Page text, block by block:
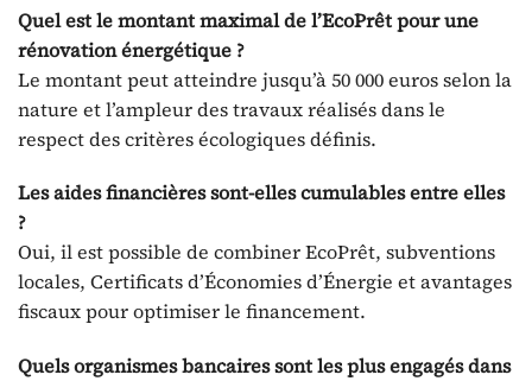
Quel est le montant maximal de l’EcoPrêt pour une
rénovation énergétique ?
Le montant peut atteindre jusqu’à 50 000 euros selon la
nature et l’ampleur des travaux réalisés dans le
respect des critères écologiques définis.
Les aides financières sont-elles cumulables entre elles
?
Oui, il est possible de combiner EcoPrêt, subventions
locales, Certificats d’Économies d’Énergie et avantages
fiscaux pour optimiser le financement.
Quels organismes bancaires sont les plus engagés dans